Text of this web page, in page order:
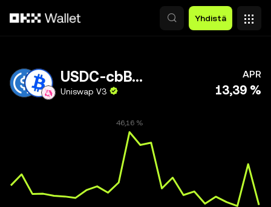
Yhdistä
USDC-cbBTC
Uniswap V3
APR
13,39 %